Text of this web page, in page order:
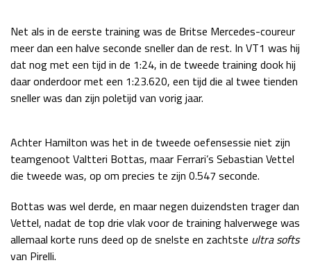
Kwalificatie
za 22:00 - 23:00
Race
zo 21:00 - 23:00
LAS VEGAS GRAND PRIX 2026 20 - 22 nov
Kwalificatie
GP QATAR 2026 27 - 29 nov
GP ABU DHABI 2026 04 - 06 dec
Kwalificatie
za 15:00 - 16:00
Race
zo 14:00 - 16:00
Net als in de eerste training was de Britse Mercedes-coureur
meer dan een halve seconde sneller dan de rest. In VT1 was hij
dat nog met een tijd in de 1:24, in de tweede training dook hij
daar onderdoor met een 1:23.620, een tijd die al twee tienden
sneller was dan zijn poletijd van vorig jaar.
Achter Hamilton was het in de tweede oefensessie niet zijn
teamgenoot Valtteri Bottas, maar Ferrari’s Sebastian Vettel
die tweede was, op om precies te zijn 0.547 seconde.
Bottas was wel derde, en maar negen duizendsten trager dan
Vettel, nadat de top drie vlak voor de training halverwege was
allemaal korte runs deed op de snelste en zachtste ultra softs
van Pirelli.